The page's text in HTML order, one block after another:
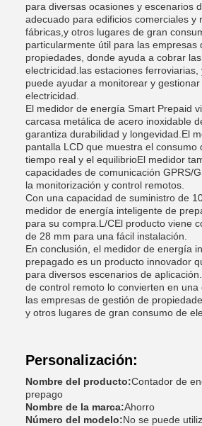
para diversas ocasiones y escenarios
adecuado para edificios comerciales y
fábricas,y otros lugares de gran
particularmente útil para las empresas
propiedades, donde ayuda a cobrar
electricidad.las estaciones
puede ayudar a monitorear y
electricidad.
El medidor de energía Smart Prepaid
carcasa metálica de acero inoxidable
garantiza durabilidad y longevidad.El
pantalla LCD que muestra el consumo
tiempo real y el equilibrioEl medidor
capacidades de comunicación GPRS/
la monitorización y control remotos.
Con una capacidad de suministro de
medidor de energía inteligente de
para su compra.L/CEl producto viene
de 28 mm para una fácil instalación.
En conclusión, el medidor de energía
prepagado es un producto innovador
para diversos escenarios de
de control remoto lo convierten en una
las empresas de gestión de
y otros lugares de gran consumo de
Personalización:
Nombre del producto:Contador de
prepago
Nombre de la marca:Ahorro
Número del modelo:No se puede